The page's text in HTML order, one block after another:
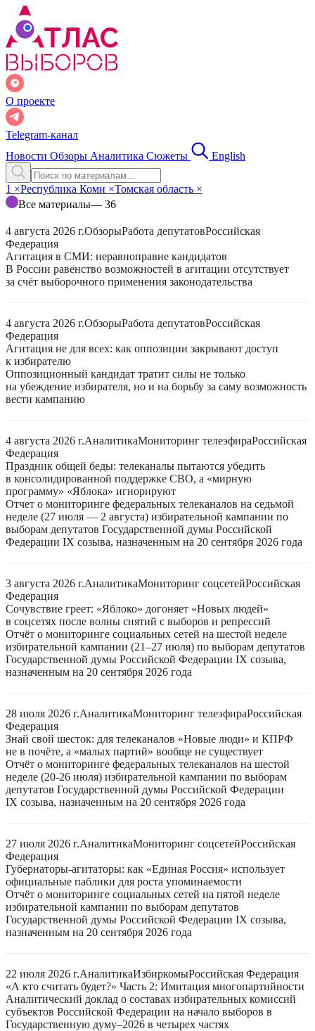
О проекте
Telegram-канал
Новости Обзоры Аналитика Сюжеты English
1 ×Республика Коми ×Томская область ×
Все материалы— 36
4 августа 2026 г.ОбзорыРабота депутатовРоссийская
Федерация
Агитация в СМИ: неравноправие кандидатов
В России равенство возможностей в агитации отсутствует
за счёт выборочного применения законодательства
4 августа 2026 г.ОбзорыРабота депутатовРоссийская
Федерация
Агитация не для всех: как оппозиции закрывают доступ
к избирателю
Оппозиционный кандидат тратит силы не только
на убеждение избирателя, но и на борьбу за саму возможность
вести кампанию
4 августа 2026 г.АналитикаМониторинг телеэфираРоссийская
Федерация
Праздник общей беды: телеканалы пытаются убедить
в консолидированной поддержке СВО, а «мирную
программу» «Яблока» игнорируют
Отчет о мониторинге федеральных телеканалов на седьмой
неделе (27 июля — 2 августа) избирательной кампании по
выборам депутатов Государственной думы Российской
Федерации IX созыва, назначенным на 20 сентября 2026 года
3 августа 2026 г.АналитикаМониторинг соцсетейРоссийская
Федерация
Сочувствие греет: «Яблоко» догоняет «Новых людей»
в соцсетях после волны снятий с выборов и репрессий
Отчёт о мониторинге социальных сетей на шестой неделе
избирательной кампании (21–27 июля) по выборам депутатов
Государственной думы Российской Федерации IX созыва,
назначенным на 20 сентября 2026 года
28 июля 2026 г.АналитикаМониторинг телеэфираРоссийская
Федерация
Знай свой шесток: для телеканалов «Новые люди» и КПРФ
не в почёте, а «малых партий» вообще не существует
Отчёт о мониторинге федеральных телеканалов на шестой
неделе (20-26 июля) избирательной кампании по выборам
депутатов Государственной думы Российской Федерации
IX созыва, назначенным на 20 сентября 2026 года
27 июля 2026 г.АналитикаМониторинг соцсетейРоссийская
Федерация
Губернаторы-агитаторы: как «Единая Россия» использует
официальные паблики для роста упоминаемости
Отчёт о мониторинге социальных сетей на пятой неделе
избирательной кампании по выборам депутатов
Государственной думы Российской Федерации IX созыва,
назначенным на 20 сентября 2026 года
22 июля 2026 г.АналитикаИзбиркомыРоссийская Федерация
«А кто считать будет?» Часть 2: Имитация многопартийности
Аналитический доклад о составах избирательных комиссий
субъектов Российской Федерации на начало выборов в
Государственную думу–2026 в четырех частях